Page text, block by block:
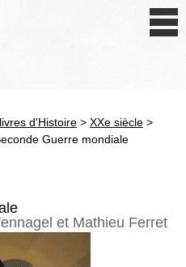
moderne
et XIXe siècle
d'Histoire > XXe siècle >
Guerre mondiale
et Mathieu Ferret